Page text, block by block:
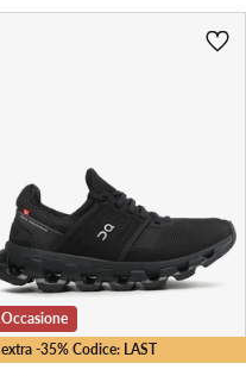
extra -35% Codice: LAST
Occasione